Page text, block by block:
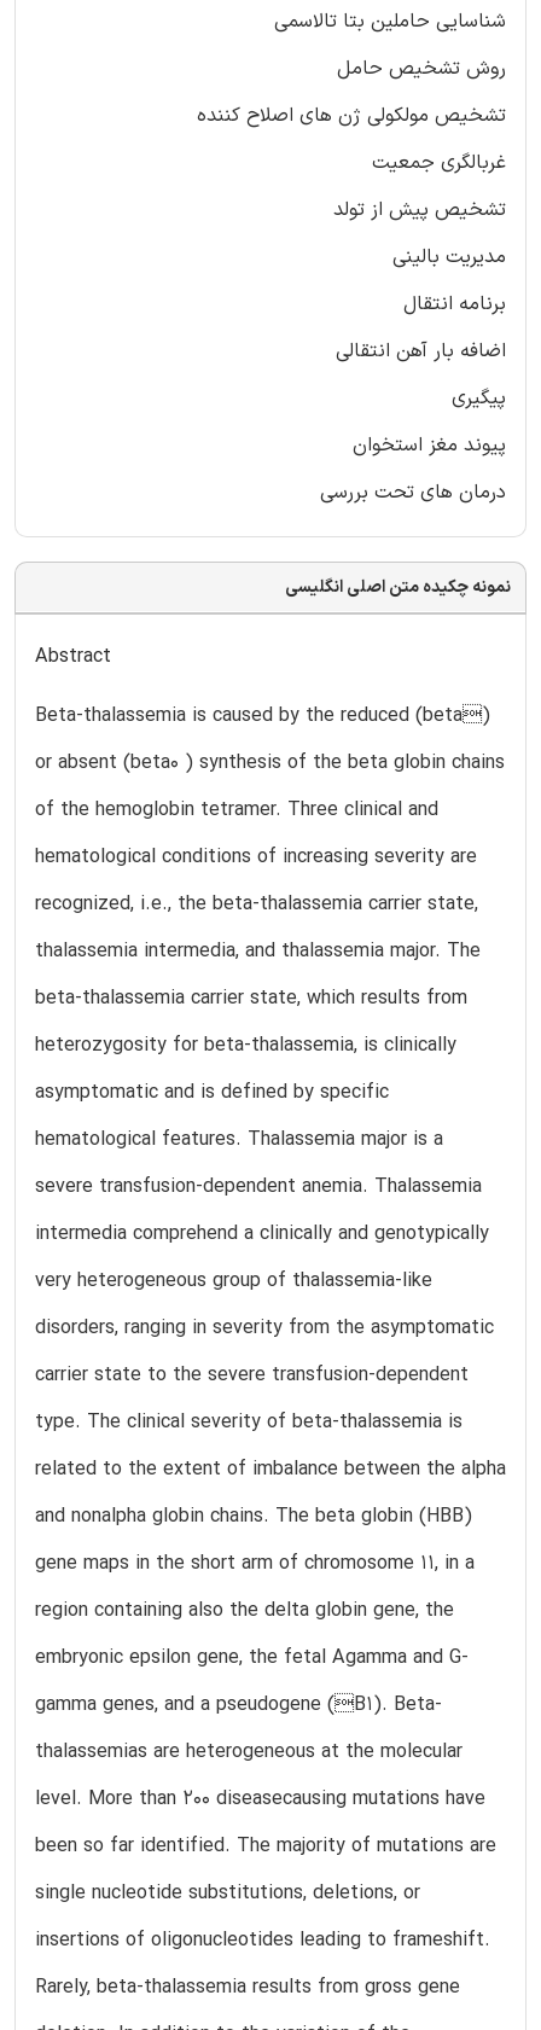
شناسایی حاملین بتا تالاسمی
روش تشخیص حامل
تشخیص مولکولی ژن های اصلاح کننده
غربالگری جمعیت
تشخیص پیش از تولد
مدیریت بالینی
برنامه انتقال
اضافه بار آهن انتقالی
پیگیری
پیوند مغز استخوان
درمان های تحت بررسی
نمونه چکیده متن اصلی انگلیسی
Abstract
Beta-thalassemia is caused by the reduced (beta)
or absent (beta0 ) synthesis of the beta globin chains
of the hemoglobin tetramer. Three clinical and
hematological conditions of increasing severity are
recognized, i.e., the beta-thalassemia carrier state,
thalassemia intermedia, and thalassemia major. The
beta-thalassemia carrier state, which results from
heterozygosity for beta-thalassemia, is clinically
asymptomatic and is defined by specific
hematological features. Thalassemia major is a
severe transfusion-dependent anemia. Thalassemia
intermedia comprehend a clinically and genotypically
very heterogeneous group of thalassemia-like
disorders, ranging in severity from the asymptomatic
carrier state to the severe transfusion-dependent
type. The clinical severity of beta-thalassemia is
related to the extent of imbalance between the alpha
and nonalpha globin chains. The beta globin (HBB)
gene maps in the short arm of chromosome 11, in a
region containing also the delta globin gene, the
embryonic epsilon gene, the fetal Agamma and G-
gamma genes, and a pseudogene (B1). Beta-
thalassemias are heterogeneous at the molecular
level. More than 200 diseasecausing mutations have
been so far identified. The majority of mutations are
single nucleotide substitutions, deletions, or
insertions of oligonucleotides leading to frameshift.
Rarely, beta-thalassemia results from gross gene